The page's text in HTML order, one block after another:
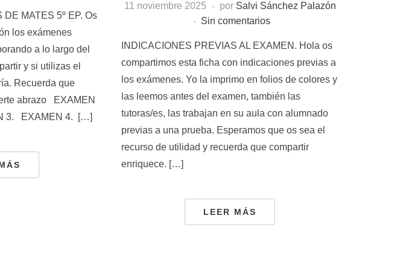
MATES 5º EP. Os
los exámenes
a lo largo del
y si utilizas el
Recuerda que
abrazo EXAMEN
3. EXAMEN 4. […]
11 noviembre 2025 por Salvi Sánchez Palazón
Sin comentarios
INDICACIONES PREVIAS AL EXAMEN. Hola os
compartimos esta ficha con indicaciones previas a
los exámenes. Yo la imprimo en folios de colores y
las leemos antes del examen, también las
tutoras/es, las trabajan en su aula con alumnado
previas a una prueba. Esperamos que os sea el
recurso de utilidad y recuerda que compartir
enriquece. […]
LEER MÁS